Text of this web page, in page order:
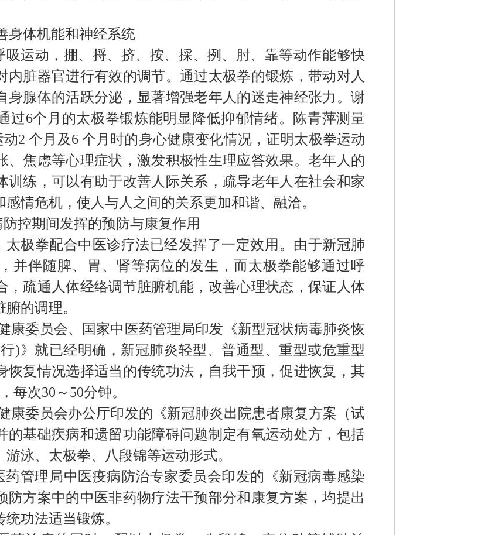
身体机能和神经系统
吸运动，掤、捋、挤、按、採、挒、肘、靠等动作能够快
脏器官进行有效的调节。 通过太极拳的锻炼， 带动对人
身腺体的活跃分泌，显著增强老年人的迷走神经张力。谢
过6个月的太极拳锻炼能明显降低抑郁情绪。陈青萍测量
动2个月 及6 个月时的身心健康变化情况，证明太极拳运动
、焦虑等心理症状，激发积极性生理应答效果。老年人的
训练，可以有助于改善人际关系，疏导老年人在社会和家
情危机，使人与人之间的关系更加和谐、融洽。
控期间发挥的预防与康复作用
太极拳配合中医诊疗法已经发挥了一定效用 。 由于新冠肺
并伴随脾、胃、肾等病位的发生，而太极拳能够通过呼
，疏通人体经络调节脏腑机能，改善心理状态，保证人体
的调理。
康委员会、国家中医药管理局印发《新型冠状病毒肺炎恢
)》就已经明确，新冠肺炎轻型、普通型、重型或危重型
恢复情况选择适当的传统功法，自我干预，促进恢复 ，其
每次30 ～ 50分钟。
康委员会办公厅印发的《新冠肺炎出院患者康复方案（试
的基础疾病和遗留功能障碍问题制定有氧运动处方 ， 包括
泳、太极拳、八段锦等运动形式。
药管理局中医疫病防治专家委员会印发的《新冠病毒感染
防方案中的中医非药物疗法干预部分和 康复方案，均提出
功法适当锻炼。